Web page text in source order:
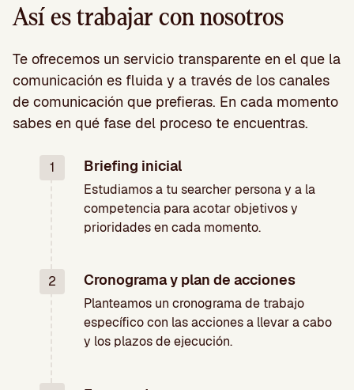
Así es trabajar con nosotros
Te ofrecemos un servicio transparente en el que la
comunicación es fluida y a través de los canales
de comunicación que prefieras. En cada momento
sabes en qué fase del proceso te encuentras.
1 Briefing inicial
Estudiamos a tu searcher persona y a la
competencia para acotar objetivos y
prioridades en cada momento.
2 Cronograma y plan de acciones
Planteamos un cronograma de trabajo
específico con las acciones a llevar a cabo
y los plazos de ejecución.